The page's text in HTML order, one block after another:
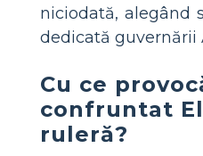
niciodată, alegând
dedicată guvernării
Cu ce
confruntat
ruleră?